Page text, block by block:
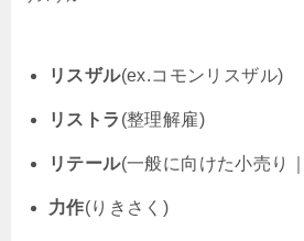
リスザル(ex.コモンリスザル)
リストラ (整理解雇)
リテール(一般に向けた小売り
力作(りきさく)